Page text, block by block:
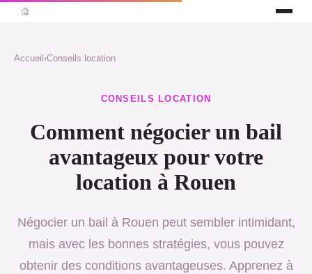
Accueil ›Conseils location
CONSEILS LOCATION
Comment négocier un bail
avantageux pour votre
location à Rouen
Négocier un bail à Rouen peut sembler intimidant,
mais avec les bonnes stratégies, vous pouvez
obtenir des conditions avantageuses. Apprenez à